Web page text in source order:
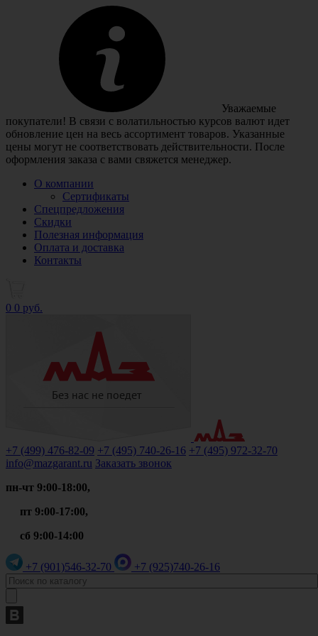
Уважаемые
покупатели! В связи с волатильностью курсов валют идет
обновление цен на весь ассортимент товаров. Указанные
цены могут не соответствовать действительности. После
оформления заказа с вами свяжется менеджер.
О компании
Сертификаты
Спецпредложения
Скидки
Полезная информация
Оплата и доставка
Контакты
0 0 руб.
+7 (499) 476-82-09 +7 (495) 740-26-16 +7 (495) 972-32-70
info@mazgarant.ru Заказать звонок
пн-чт 9:00-18:00,
пт 9:00-17:00,
сб 9:00-14:00
+7 (901)546-32-70 +7 (925)740-26-16